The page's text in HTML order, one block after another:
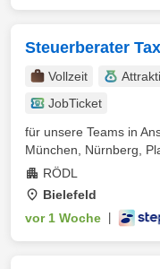
Steuerberater
Vollzeit
JobTicket
für unsere Teams in
München, Nürnberg,
RÖDL
Bielefeld
vor 1 Woche